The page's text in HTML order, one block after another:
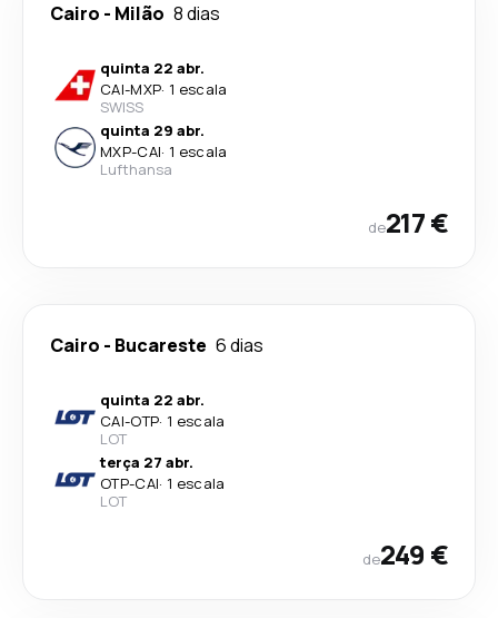
Cairo - Milão 8 dias
quinta 22 abr.
CAI-MXP· 1 escala
SWISS
quinta 29 abr.
MXP-CAI· 1 escala
Lufthansa
de217 €
Cairo - Bucareste 6 dias
quinta 22 abr.
CAI-OTP· 1 escala
LOT
terça 27 abr.
OTP-CAI· 1 escala
LOT
de249 €